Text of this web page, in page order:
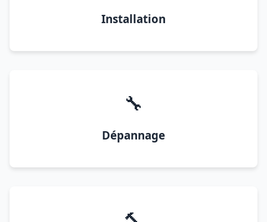
Installation
🔧
Dépannage